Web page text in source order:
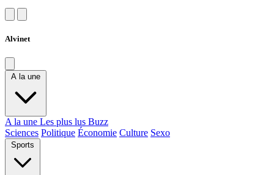
Alvinet
A la une
A la une Les plus lus Buzz
Sciences Politique Économie Culture Sexo
Sports